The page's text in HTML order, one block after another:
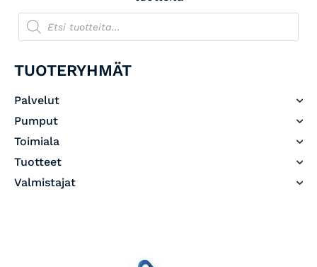
TUOTERYHMÄT
Palvelut
Pumput
Toimiala
Tuotteet
Valmistajat